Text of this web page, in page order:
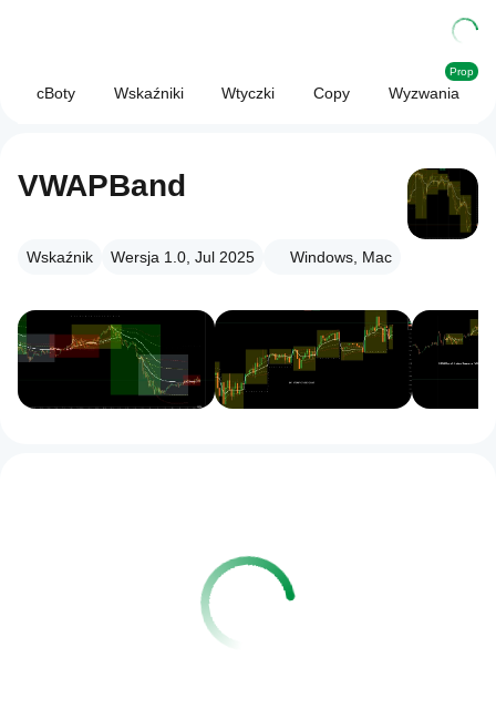
cBoty Wskaźniki Wtyczki Copy Wyzwania
Prop
VWAPBand
Wskaźnik Wersja 1.0, Jul 2025 Windows, Mac